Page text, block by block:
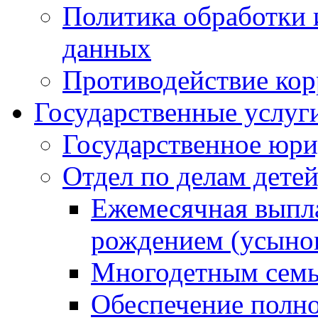
Политика
данных
Противодействие
Государственные
Государственное
Отдел по делам
Ежемесячная
рождением
Многодетным
Обеспечение